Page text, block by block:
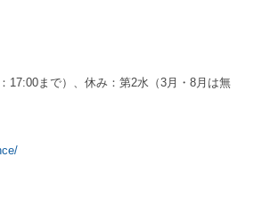
17:00まで）、休み：第2水（3月・8月は無